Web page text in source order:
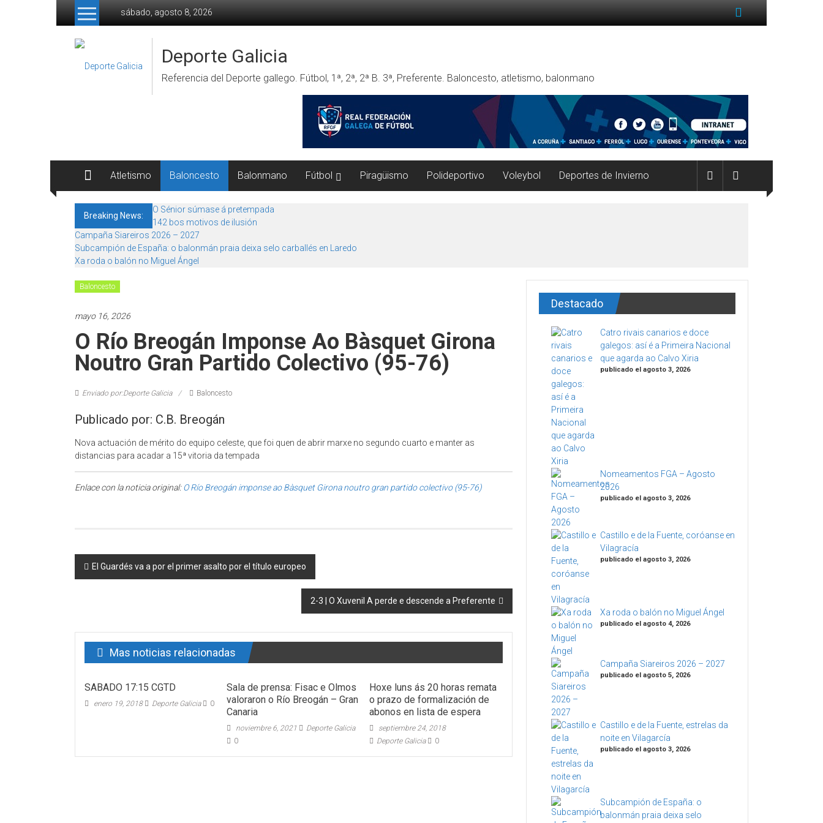
Skip to content
sábado, agosto 8, 2026
Deporte Galicia
Referencia del Deporte gallego. Fútbol, 1ª, 2ª, 2ª B. 3ª, Preferente. Baloncesto, atletismo, balonmano
Atletismo Baloncesto Balonmano Fútbol Piragüismo Polideportivo Voleybol Deportes de Invierno
Breaking News:
O Sénior súmase á pretempada
142 bos motivos de ilusión
Campaña Siareiros 2026 – 2027
Subcampión de España: o balonmán praia deixa selo carballés en Laredo
Xa roda o balón no Miguel Ángel
Baloncesto
mayo 16, 2026
O Río Breogán Imponse Ao Bàsquet Girona
Noutro Gran Partido Colectivo (95-76)
Enviado por:Deporte Galicia Baloncesto
Publicado por: C.B. Breogán
Nova actuación de mérito do equipo celeste, que foi quen de abrir marxe no segundo cuarto e manter as
distancias para acadar a 15ª vitoria da tempada
Enlace con la noticia original:O Río Breogán imponse ao Bàsquet Girona noutro gran partido colectivo (95-76)
Post navigation
El Guardés va a por el primer asalto por el título europeo
2-3 | O Xuvenil A perde e descende a Preferente
Mas noticias relacionadas
SABADO 17:15 CGTD
enero 19, 2018 Deporte Galicia 0
Sala de prensa: Fisac e Olmos
valoraron o Río Breogán – Gran
Canaria
noviembre 6, 2021
Deporte Galicia
0
Hoxe luns ás 20 horas remata
o prazo de formalización de
abonos en lista de espera
septiembre 24, 2018
Deporte Galicia
0
Destacado
Catro rivais canarios e doce
galegos: así é a Primeira Nacional
que agarda ao Calvo Xiria
publicado el agosto 3, 2026
Nomeamentos FGA – Agosto
2026
publicado el agosto 3, 2026
Castillo e de la Fuente, coróanse en
Vilagracía
publicado el agosto 3, 2026
Xa roda o balón no Miguel Ángel
publicado el agosto 4, 2026
Campaña Siareiros 2026 – 2027
publicado el agosto 5, 2026
Castillo e de la Fuente, estrelas da
noite en Vilagarcía
publicado el agosto 3, 2026
Subcampión de España: o
balonmán praia deixa selo